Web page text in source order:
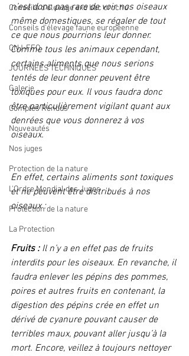
Conseils d'élevage exo bec crochu
Conseils d'élevage faune européenne
CNJ-FFO
JOURNÉES TECHNIQUES
Galerie
Comptes Rendus
Nouveautés
Nos juges
Protection de la nature
L'Ordre Mondial des Juges
Protection de la nature
La Protection
n’est donc pas rare de voir nos oiseaux
même domestiques, se régaler de tout
ce que nous pourrions leur donner.
Comme tous les animaux cependant,
certains aliments que nous serions
tentés de leur donner peuvent être
toxiques pour eux. Il vous faudra donc
être particulièrement vigilant quant aux
denrées que vous donnerez à vos
oiseaux.
En effet, certains aliments sont toxiques
et ne peuvent être distribués à nos
oiseaux :
Fruits : Il n’y a en effet pas de fruits
interdits pour les oiseaux. En revanche, il
faudra enlever les pépins des pommes,
poires et autres fruits en contenant, la
digestion des pépins crée en effet un
dérivé de cyanure pouvant causer de
terribles maux, pouvant aller jusqu’à la
mort. Encore, veillez à toujours nettoyer